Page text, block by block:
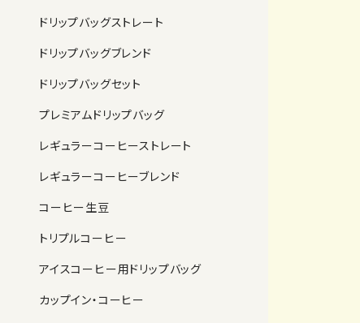
ドリップバッグストレート
ドリップバッグブレンド
ドリップバッグセット
プレミアムドリップバッグ
レギュラーコーヒーストレート
レギュラーコーヒーブレンド
コーヒー生豆
トリプルコーヒー
アイスコーヒー用ドリップバッグ
カップイン・コーヒー